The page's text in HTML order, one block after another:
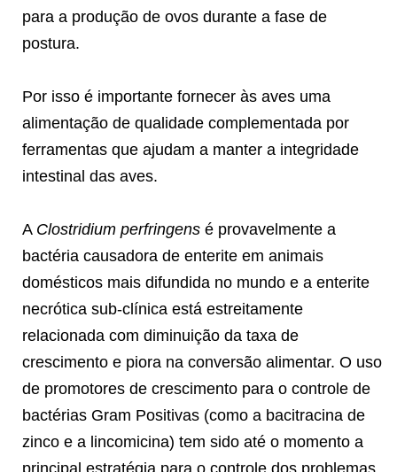
para a produção de ovos durante a fase de
postura.
Por isso é importante fornecer às aves uma
alimentação de qualidade complementada por
ferramentas que ajudam a manter a integridade
intestinal das aves.
A Clostridium perfringens é provavelmente a
bactéria causadora de enterite em animais
domésticos mais difundida no mundo e a enterite
necrótica sub-clínica está estreitamente
relacionada com diminuição da taxa de
crescimento e piora na conversão alimentar. O uso
de promotores de crescimento para o controle de
bactérias Gram Positivas (como a bacitracina de
zinco e a lincomicina) tem sido até o momento a
principal estratégia para o controle dos problemas